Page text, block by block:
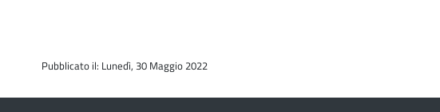
Pubblicato il: Lunedì, 30 Maggio 2022